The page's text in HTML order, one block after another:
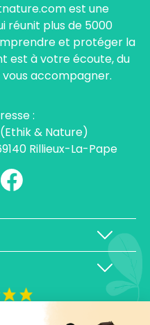
est une
réunit plus de 5000
et protéger la
est à votre écoute, du
vous accompagner.
:
& Nature)
Rillieux-La-Pape